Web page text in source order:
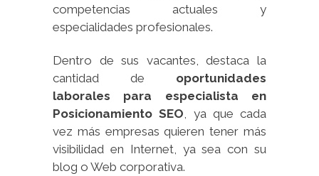
competencias actuales y
especialidades profesionales.
Dentro de sus vacantes, destaca la
cantidad de oportunidades
laborales para especialista en
Posicionamiento SEO, ya que cada
vez más empresas quieren tener más
visibilidad en Internet, ya sea con su
blog o Web corporativa.